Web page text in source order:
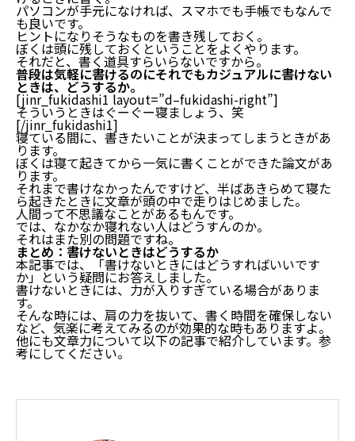
パソコンが手元になければ、スマホでも手帳でもなんで
も良いです。
ヒントになりそうなものを書き残しておく。
ぼくは頭に残しておくということをよくやります。
それだと、書く道具すらいらないですから。
普段は気軽に書けるのにそれでもカジュアルに書けない
ときは、どうするか。
[jinr_fukidashi1 layout=”d–fukidashi-right”]
そういうときはぐーぐー寝ましょう、笑
[/jinr_fukidashi1]
寝ている間に、書きたいことが決まってしまうときがあ
ります。
ぼくは寝て起きてから一気に書くことができた論文があ
ります。
それまで書けなかったんですけど、半ばあきらめて寝た
ら起きたときに文章が頭の中で走りはじめました。
人間って不思議なことがあるもんです。
では、なかなか寝れない人はどうすんのか。
それはまた別の問題ですね。
まとめ：書けないときはどうするか
本記事では、「書けないときにはどうすればいいです
か」という疑問にお答えしました。
書けないときには、力が入りすぎている場合がありま
す。
そんな時には、肩の力を抜いて、書く時間を確保しない
など、気楽に考えてみるのが効果的な時もありますよ。
他にも文章力について以下の記事で紹介しています。参
考にしてください。
書けないときはどうするか
結論：気軽に書く
完成度は６割くらいでいい
書けない時には参考にするといいものは？
プロの作家の文章論
では、気軽に書けないときにはどうすればいいのか？
書くための時間を確保しない
普段は気軽に書けるのにそれでもカジュアルに書け
ないときは、どうするか。
まとめ：書けないときはどうするか